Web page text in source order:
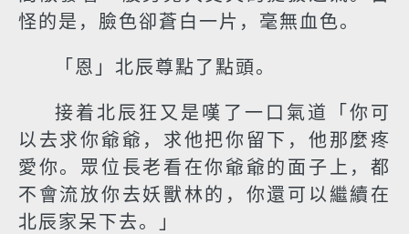
怪的是，臉色卻蒼白一片，毫無血色。
「恩」北辰尊點了點頭。
接着北辰狂又是嘆了一口氣道「你可
以去求你爺爺，求他把你留下，他那麼疼
愛你。眾位長老看在你爺爺的面子上，都
不會流放你去妖獸林的，你還可以繼續在
北辰家呆下去。」